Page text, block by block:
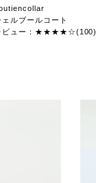
ェルブールコート
ビュー：★★★★☆(100)